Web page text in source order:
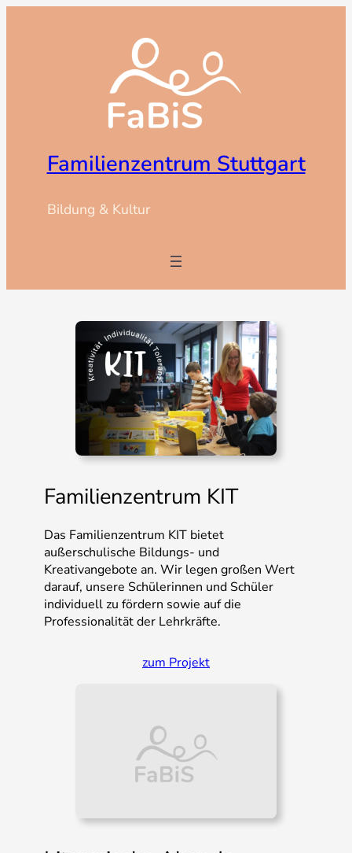
Familienzentrum Stuttgart
Bildung & Kultur
Familienzentrum KIT
Das Familienzentrum KIT bietet
außerschulische Bildungs- und
Kreativangebote an. Wir legen großen Wert
darauf, unsere Schülerinnen und Schüler
individuell zu fördern sowie auf die
Professionalität der Lehrkräfte.
zum Projekt